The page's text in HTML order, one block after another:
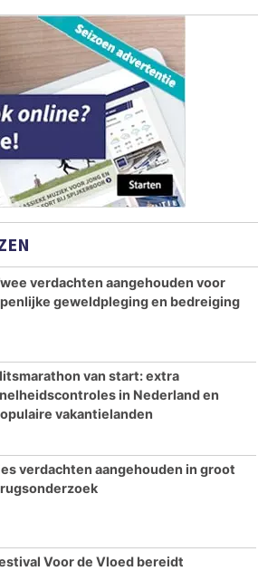
verdachten aangehouden voor
geweldpleging en bedreiging
van start: extra
in Nederland en
vakantielanden
verdachten aangehouden in groot
Voor de Vloed bereidt